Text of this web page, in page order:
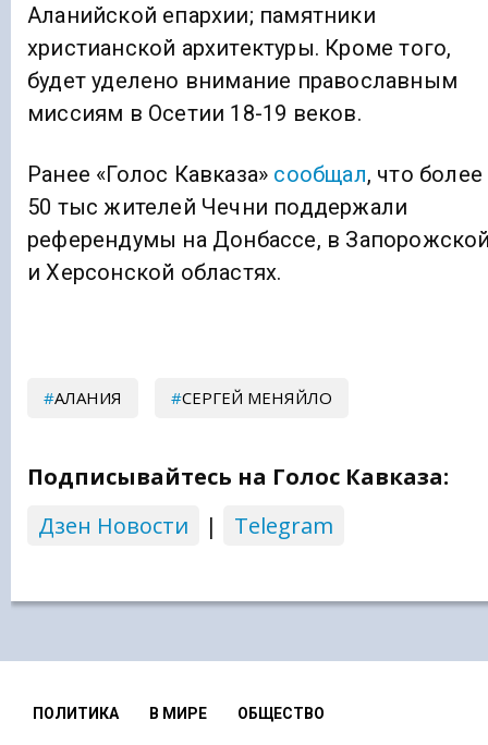
Аланийской епархии; памятники
христианской архитектуры. Кроме того,
будет уделено внимание православным
миссиям в Осетии 18-19 веков.
Ранее «Голос Кавказа» сообщал, что более
50 тыс жителей Чечни поддержали
референдумы на Донбассе, в
и Херсонской областях.
АЛАНИЯ СЕРГЕЙ МЕНЯЙЛО
Подписывайтесь на Голос Кавказа:
Дзен Новости
| Telegram
ПОЛИТИКА В МИРЕ ОБЩЕСТВО